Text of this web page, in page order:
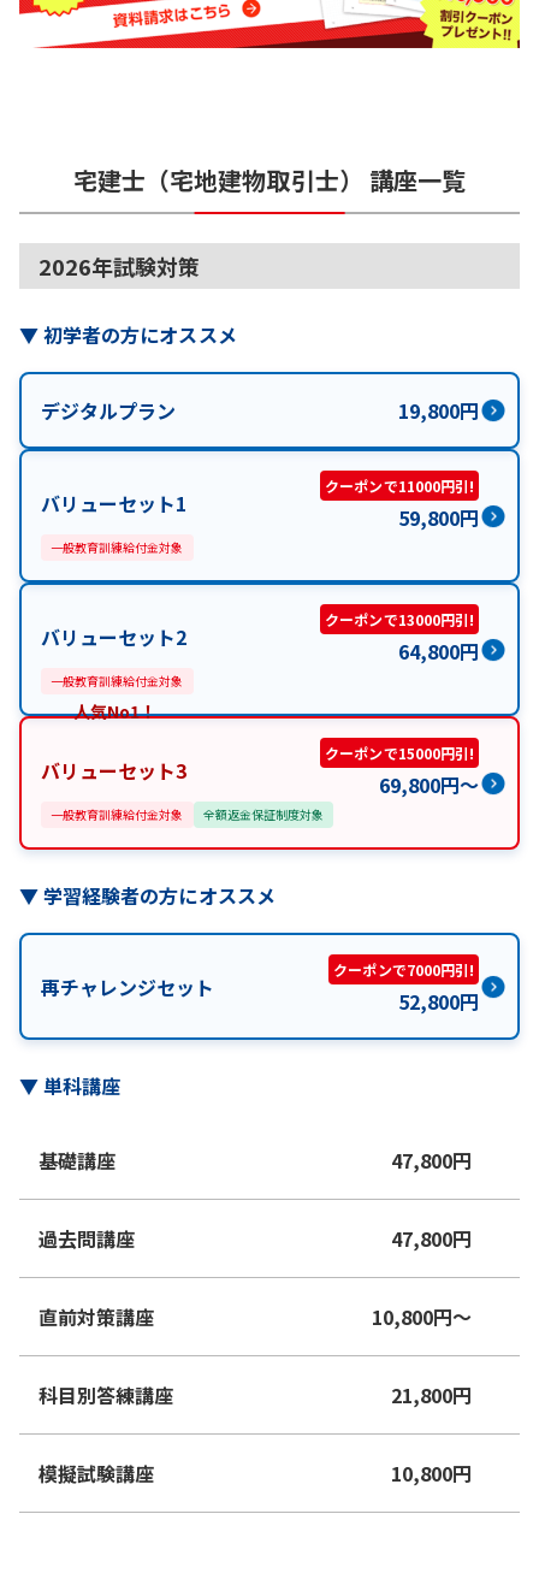
宅建士（宅地建物取引士） 講座一覧
2026年試験対策
▼初学者の方にオススメ
デジタルプラン 19,800円
バリューセット1
クーポンで11000円引!
59,800円
一般教育訓練給付金対象
バリューセット2
クーポンで13000円引!
64,800円
一般教育訓練給付金対象
人気No1！
バリューセット3
クーポンで15000円引!
69,800円〜
一般教育訓練給付金対象 全額返金保証制度対象
▼学習経験者の方にオススメ
再チャレンジセット
クーポンで7000円引!
52,800円
▼単科講座
基礎講座 47,800円
過去問講座 47,800円
直前対策講座 10,800円〜
科目別答練講座 21,800円
模擬試験講座 10,800円